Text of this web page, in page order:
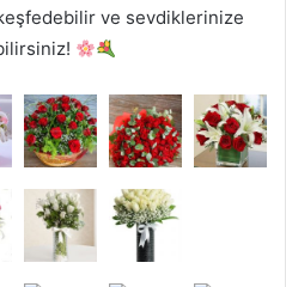
ve sevdiklerinize